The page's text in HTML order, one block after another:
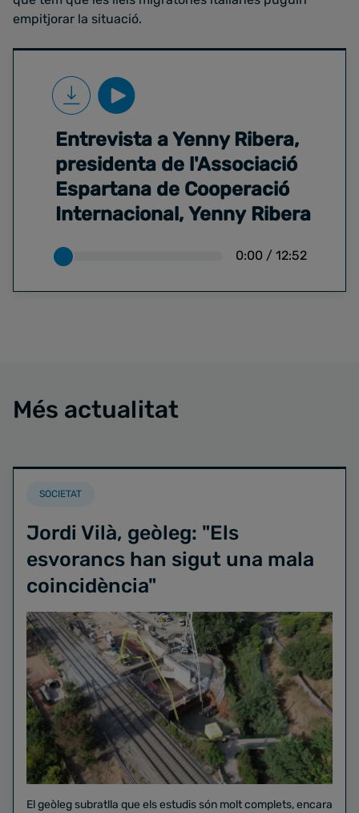
empitjorar la situació.
Entrevista a Yenny Ribera,
presidenta de l'Associació
Espartana de Cooperació
Internacional, Yenny Ribera
0:00 / 12:52
Més actualitat
SOCIETAT
Jordi Vilà, geòleg: "Els
esvorancs han sigut una mala
coincidència"
El geòleg subratlla que els estudis són molt complets, encara